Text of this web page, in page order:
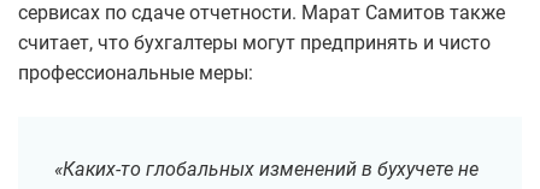
сервисах по сдаче отчетности. Марат Самитов также
считает, что бухгалтеры могут предпринять и чисто
профессиональные меры:
«Каких-то глобальных изменений в бухучете не